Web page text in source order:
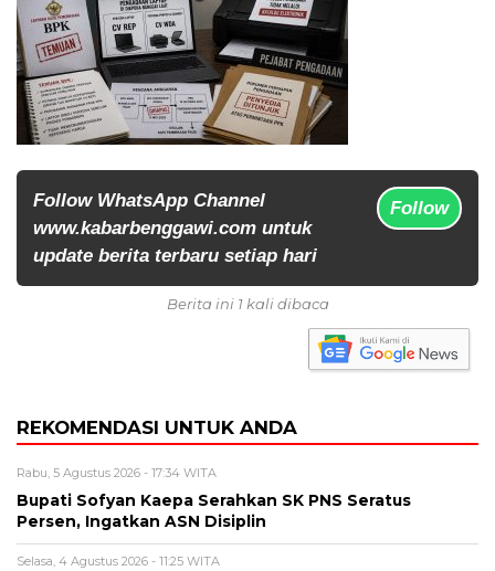
Follow WhatsApp Channel
www.kabarbenggawi.com untuk
update berita terbaru setiap hari
Follow
Berita ini 1 kali dibaca
REKOMENDASI UNTUK ANDA
Rabu, 5 Agustus 2026 - 17:34 WITA
Bupati Sofyan Kaepa Serahkan SK PNS Seratus
Persen, Ingatkan ASN Disiplin
Selasa, 4 Agustus 2026 - 11:25 WITA